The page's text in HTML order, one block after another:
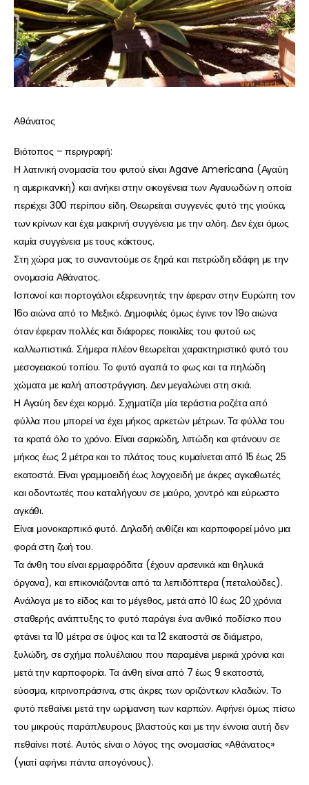
Αθάνατος
Βιότοπος – περιγραφή:
Η λατινική ονομασία του φυτού είναι Agave Americana (Αγαύη
η αμερικανική) και ανήκει στην οικογένεια των Αγαυωδών η οποία
περιέχει 300 περίπου είδη. Θεωρείται συγγενές φυτό της γιούκα,
των κρίνων και έχει μακρινή συγγένεια με την αλόη. Δεν έχει όμως
καμία συγγένεια με τους κάκτους.
Στη χώρα μας το συναντούμε σε ξηρά και πετρώδη εδάφη με την
ονομασία Αθάνατος.
Ισπανοί και πορτογάλοι εξερευνητές την έφεραν στην Ευρώπη τον
16ο αιώνα από το Μεξικό. Δημοφιλές όμως έγινε τον 19ο αιώνα
όταν έφεραν πολλές και διάφορες ποικιλίες του φυτού ως
καλλωπιστικά. Σήμερα πλέον θεωρείται χαρακτηριστικό φυτό του
μεσογειακού τοπίου. Το φυτό αγαπά το φως και τα πηλώδη
χώματα με καλή αποστράγγιση. Δεν μεγαλώνει στη σκιά.
Η Αγαύη δεν έχει κορμό. Σχηματίζει μία τεράστια ροζέτα από
φύλλα που μπορεί να έχει μήκος αρκετών μέτρων. Τα φύλλα του
τα κρατά όλο το χρόνο. Είναι σαρκώδη, λιπώδη και φτάνουν σε
μήκος έως 2 μέτρα και το πλάτος τους κυμαίνεται από 15 έως 25
εκατοστά. Είναι γραμμοειδή έως λογχοειδή με άκρες αγκαθωτές
και οδοντωτές που καταλήγουν σε μαύρο, χοντρό και εύρωστο
αγκάθι.
Είναι μονοκαρπικό φυτό. Δηλαδή ανθίζει και καρποφορεί μόνο μια
φορά στη ζωή του.
Τα άνθη του είναι ερμαφρόδιτα (έχουν αρσενικά και θηλυκά
όργανα), και επικονιάζονται από τα λεπιδόπτερα (πεταλούδες).
Ανάλογα με το είδος και το μέγεθος, μετά από 10 έως 20 χρόνια
σταθερής ανάπτυξης το φυτό παράγει ένα ανθικό ποδίσκο που
φτάνει τα 10 μέτρα σε ύψος και τα 12 εκατοστά σε διάμετρο,
ξυλώδη, σε σχήμα πολυέλαιου που παραμένει μερικά χρόνια και
μετά την καρποφορία. Τα άνθη είναι από 7 έως 9 εκατοστά,
εύοσμα, κιτρινοπράσινα, στις άκρες των οριζόντιων κλαδιών. Το
φυτό πεθαίνει μετά την ωρίμανση των καρπών. Αφήνει όμως πίσω
του μικρούς παράπλευρους βλαστούς και με την έννοια αυτή δεν
πεθαίνει ποτέ. Αυτός είναι ο λόγος της ονομασίας «Αθάνατος»
(γιατί αφήνει πάντα απογόνους).